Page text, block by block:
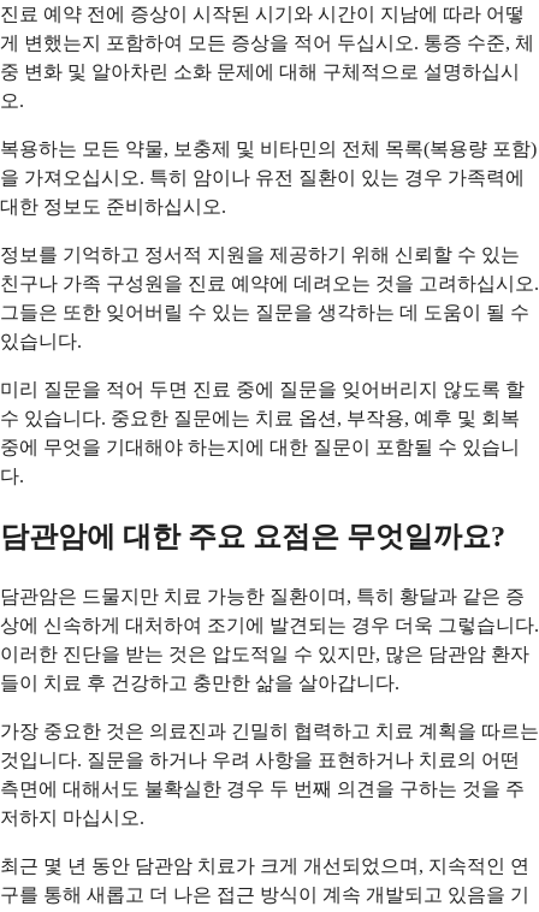
진료 예약 전에 증상이 시작된 시기와 시간이 지남에 따라 어떻
게 변했는지 포함하여 모든 증상을 적어 두십시오. 통증 수준, 체
중 변화 및 알아차린 소화 문제에 대해 구체적으로 설명하십시
오.
복용하는 모든 약물, 보충제 및 비타민의 전체 목록(복용량 포함)
을 가져오십시오. 특히 암이나 유전 질환이 있는 경우 가족력에
대한 정보도 준비하십시오.
정보를 기억하고 정서적 지원을 제공하기 위해 신뢰할 수 있는
친구나 가족 구성원을 진료 예약에 데려오는 것을 고려하십시오.
그들은 또한 잊어버릴 수 있는 질문을 생각하는 데 도움이 될 수
있습니다.
미리 질문을 적어 두면 진료 중에 질문을 잊어버리지 않도록 할
수 있습니다. 중요한 질문에는 치료 옵션, 부작용, 예후 및 회복
중에 무엇을 기대해야 하는지에 대한 질문이 포함될 수 있습니
다.
담관암에 대한 주요 요점은 무엇일까요?
담관암은 드물지만 치료 가능한 질환이며, 특히 황달과 같은 증
상에 신속하게 대처하여 조기에 발견되는 경우 더욱 그렇습니다.
이러한 진단을 받는 것은 압도적일 수 있지만, 많은 담관암 환자
들이 치료 후 건강하고 충만한 삶을 살아갑니다.
가장 중요한 것은 의료진과 긴밀히 협력하고 치료 계획을 따르는
것입니다. 질문을 하거나 우려 사항을 표현하거나 치료의 어떤
측면에 대해서도 불확실한 경우 두 번째 의견을 구하는 것을 주
저하지 마십시오.
최근 몇 년 동안 담관암 치료가 크게 개선되었으며, 지속적인 연
구를 통해 새롭고 더 나은 접근 방식이 계속 개발되고 있음을 기